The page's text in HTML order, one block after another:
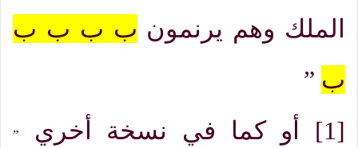
الملك وهم يرنمون ب ب ب ب
ب ”
[1]
أو كما في نسخة أخري ”